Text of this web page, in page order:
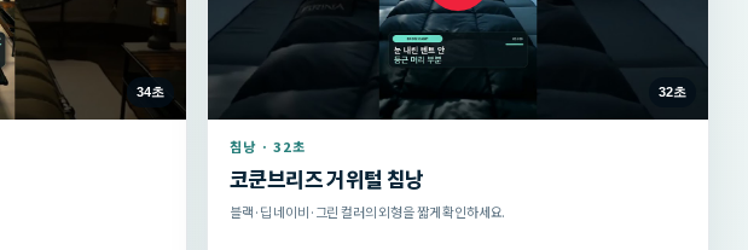
34초 32초
침낭 · 32초
코쿤브리즈 거위털 침낭
블랙·딥 네이비·그린 컬러의 외형을 짧게 확인하세요.